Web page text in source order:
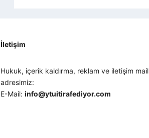
İletişim
Hukuk, içerik kaldırma, reklam ve iletişim mail
adresimiz:
E-Mail:info@ytuitirafediyor.com